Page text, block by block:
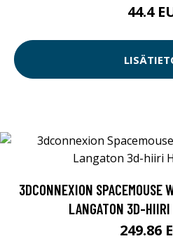
44.4
3DCONNEXION SPACEMOUSE
LANGATON 3D-HIIRI
249.86